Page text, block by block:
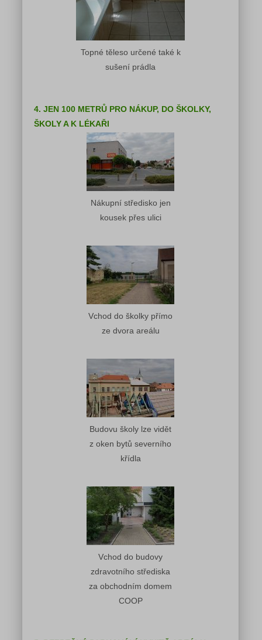
Topné těleso určené také k
sušení prádla
4. JEN 100 METRŮ PRO NÁKUP, DO ŠKOLKY,
ŠKOLY A K LÉKAŘI
Nákupní středisko jen
kousek přes ulici
Vchod do školky přímo
ze dvora areálu
Budovu školy lze vidět
z oken bytů severního
křídla
Vchod do budovy
zdravotního střediska
za obchodním domem
COOP